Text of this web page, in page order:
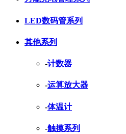
LED数码管系列
其他系列
-计数器
-运算放大器
-体温计
-触摸系列